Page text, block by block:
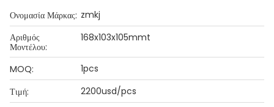
Ονομασία Μάρκας: zmkj
Αριθμός
Μοντέλου:
168x103x105mmt
MOQ:
1pcs
Τιμή:
2200usd/pcs